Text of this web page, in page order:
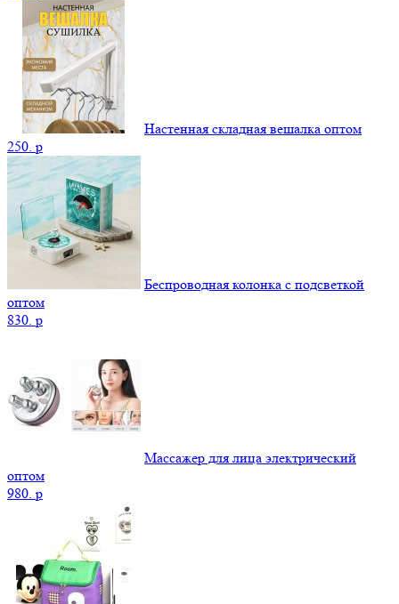
Настенная складная вешалка оптом
250. p
Беспроводная колонка с подсветкой
оптом
830. p
Массажер для лица электрический
оптом
980. p